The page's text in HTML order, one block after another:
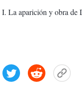
La aparición y obra de